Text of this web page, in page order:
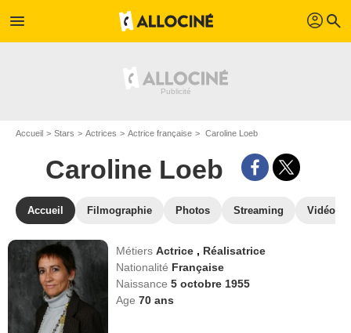
menu profil search
Accueil Stars Actrices Actrice française Caroline Loeb
Caroline Loeb
Accueil Filmographie Photos Streaming Vidéos
MétiersActrice , Réalisatrice
Nationalité Française
Naissance5 octobre 1955
Age70 ans